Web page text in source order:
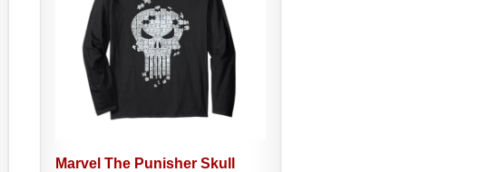
Marvel The Punisher Skull